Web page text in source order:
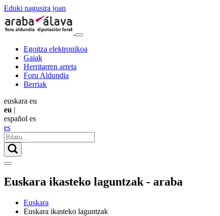
Eduki nagusira joan
Egoitza elektronikoa
Gaiak
Herritarren arreta
Foru Aldundia
Berriak
euskara eu
eu |
español es
es
Euskara ikasteko laguntzak - araba
Euskara
Euskara ikasteko laguntzak